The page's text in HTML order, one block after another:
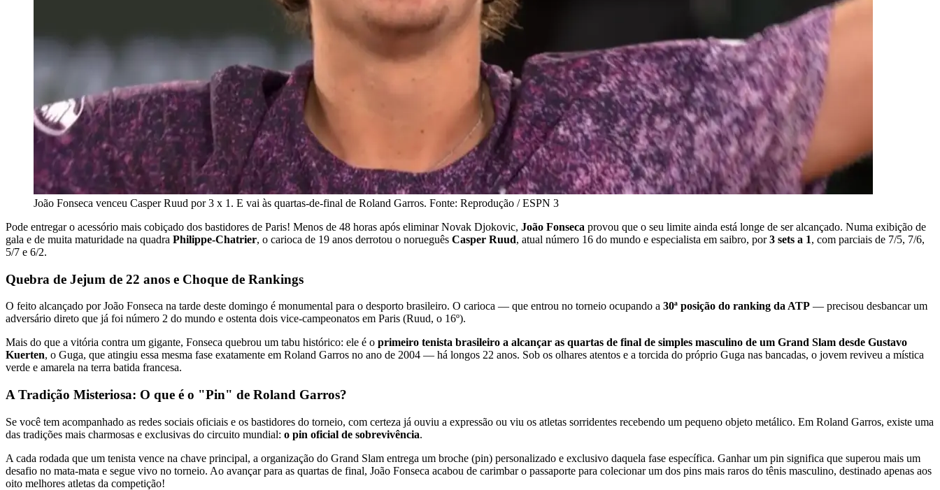
João Fonseca venceu Casper Ruud por 3 x 1. E vai às quartas-de-final de Roland Garros. Fonte: Reprodução / ESPN 3
Pode entregar o acessório mais cobiçado dos bastidores de Paris! Menos de 48 horas após eliminar Novak Djokovic, João Fonseca provou que o seu limite ainda está longe de ser alcançado. Numa exibição de
gala e de muita maturidade na quadra Philippe-Chatrier, o carioca de 19 anos derrotou o norueguês Casper Ruud, atual número 16 do mundo e especialista em saibro, por3 sets a 1, com parciais de 7/5, 7/6,
5/7 e 6/2.
Quebra de Jejum de 22 anos e Choque de Rankings
O feito alcançado por João Fonseca na tarde deste domingo é monumental para o desporto brasileiro. O carioca — que entrou no torneio ocupando a 30ª posição do ranking da ATP — precisou desbancar um
adversário direto que já foi número 2 do mundo e ostenta dois vice-campeonatos em Paris (Ruud, o 16º).
Mais do que a vitória contra um gigante, Fonseca quebrou um tabu histórico: ele é o primeiro tenista brasileiro a alcançar as quartas de final de simples masculino de um Grand Slam desde Gustavo
Kuerten, o Guga, que atingiu essa mesma fase exatamente em Roland Garros no ano de 2004 — há longos 22 anos. Sob os olhares atentos e a torcida do próprio Guga nas bancadas, o jovem reviveu a mística
verde e amarela na terra batida francesa.
A Tradição Misteriosa: O que é o "Pin" de Roland Garros?
Se você tem acompanhado as redes sociais oficiais e os bastidores do torneio, com certeza já ouviu a expressão ou viu os atletas sorridentes recebendo um pequeno objeto metálico. Em Roland Garros, existe uma
das tradições mais charmosas e exclusivas do circuito mundial: o pin oficial de sobrevivência.
A cada rodada que um tenista vence na chave principal, a organização do Grand Slam entrega um broche (pin) personalizado e exclusivo daquela fase específica. Ganhar um pin significa que superou mais um
desafio no mata-mata e segue vivo no torneio. Ao avançar para as quartas de final, João Fonseca acabou de carimbar o passaporte para colecionar um dos pins mais raros do tênis masculino, destinado apenas aos
oito melhores atletas da competição!